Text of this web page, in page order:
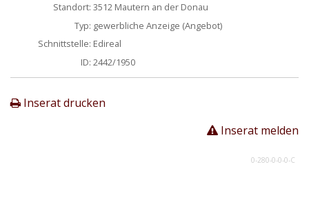
Standort: 3512 Mautern an der Donau
Typ: gewerbliche Anzeige (Angebot)
Schnittstelle: Edireal
ID: 2442/1950
Inserat drucken
Inserat melden
0-280-0-0-0-C